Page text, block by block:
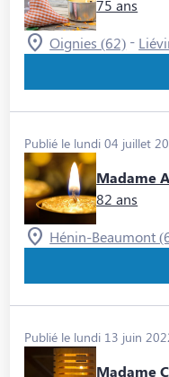
75 ans
Oignies (62) -
Publié le lundi 04 juillet
Madame
82 ans
Hénin-Beaumont
Publié le lundi 13 juin
Madame